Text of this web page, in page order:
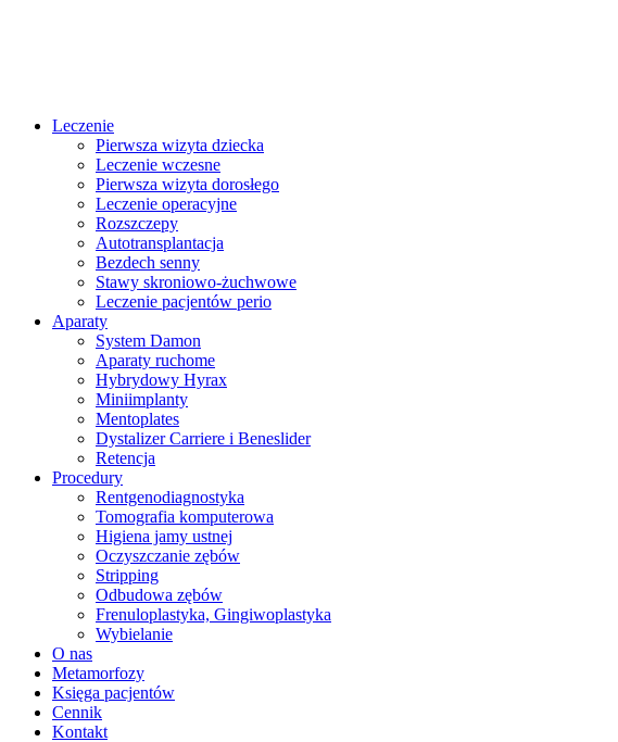
Leczenie
Pierwsza wizyta dziecka
Leczenie wczesne
Pierwsza wizyta dorosłego
Leczenie operacyjne
Rozszczepy
Autotransplantacja
Bezdech senny
Stawy skroniowo-żuchwowe
Leczenie pacjentów perio
Aparaty
System Damon
Aparaty ruchome
Hybrydowy Hyrax
Miniimplanty
Mentoplates
Dystalizer Carriere i Beneslider
Retencja
Procedury
Rentgenodiagnostyka
Tomografia komputerowa
Higiena jamy ustnej
Oczyszczanie zębów
Stripping
Odbudowa zębów
Frenuloplastyka, Gingiwoplastyka
Wybielanie
O nas
Metamorfozy
Księga pacjentów
Cennik
Kontakt